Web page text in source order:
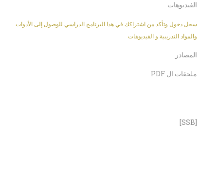
الفيديوهات
سجل دخول وتأكد من اشتراكك في هذا البرنامج الدراسي للوصول إلى الأدوات
والمواد التدريبية و الفيديوهات
المصادر
ملحقات ال PDF
[SSB]